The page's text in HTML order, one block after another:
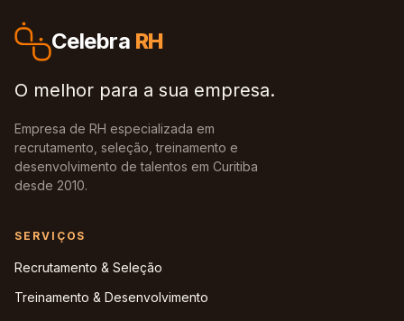
Celebra RH
O melhor para a sua empresa.
Empresa de RH especializada em
recrutamento, seleção, treinamento e
desenvolvimento de talentos em Curitiba
desde 2010.
SERVIÇOS
Recrutamento & Seleção
Treinamento & Desenvolvimento